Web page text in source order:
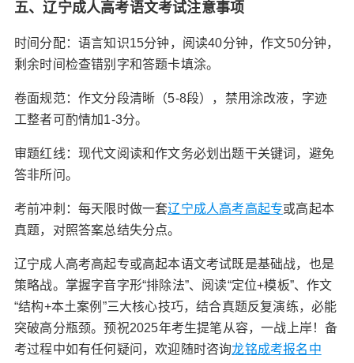
五、辽宁成人高考语文考试注意事项‌
时间分配‌：语言知识15分钟，阅读40分钟，作文50分钟，
剩余时间检查错别字和答题卡填涂。
卷面规范‌：作文分段清晰（5-8段），禁用涂改液，字迹
工整者可酌情加1-3分。
审题红线‌：现代文阅读和作文务必划出题干关键词，避免
答非所问。
考前冲刺‌：每天限时做一套辽宁成人高考高起专或高起本
真题，对照答案总结失分点。
辽宁成人高考高起专或高起本语文考试既是基础战，也是
策略战。掌握字音字形“排除法”、阅读“定位+模板”、作文
“结构+本土案例”三大核心技巧，结合真题反复演练，必能
突破高分瓶颈。预祝2025年考生提笔从容，一战上岸！备
考过程中如有任何疑问，欢迎随时咨询龙铭成考报名中